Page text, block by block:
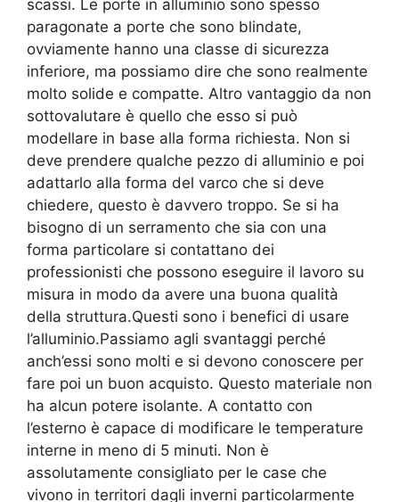
scassi. Le porte in alluminio sono spesso
paragonate a porte che sono blindate,
ovviamente hanno una classe di sicurezza
inferiore, ma possiamo dire che sono realmente
molto solide e compatte. Altro vantaggio da non
sottovalutare è quello che esso si può
modellare in base alla forma richiesta. Non si
deve prendere qualche pezzo di alluminio e poi
adattarlo alla forma del varco che si deve
chiedere, questo è davvero troppo. Se si ha
bisogno di un serramento che sia con una
forma particolare si contattano dei
professionisti che possono eseguire il lavoro su
misura in modo da avere una buona qualità
della struttura.Questi sono i benefici di usare
l’alluminio.Passiamo agli svantaggi perché
anch’essi sono molti e si devono conoscere per
fare poi un buon acquisto. Questo materiale non
ha alcun potere isolante. A contatto con
l’esterno è capace di modificare le temperature
interne in meno di 5 minuti. Non è
assolutamente consigliato per le case che
vivono in territori dagli inverni particolarmente